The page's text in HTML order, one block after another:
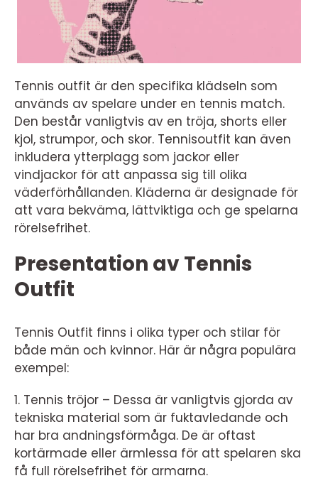
Tennis outfit är den specifika klädseln som
används av spelare under en tennis match.
Den består vanligtvis av en tröja, shorts eller
kjol, strumpor, och skor. Tennisoutfit kan även
inkludera ytterplagg som jackor eller
vindjackor för att anpassa sig till olika
väderförhållanden. Kläderna är designade för
att vara bekväma, lättviktiga och ge spelarna
rörelsefrihet.
Presentation av Tennis
Outfit
Tennis Outfit finns i olika typer och stilar för
både män och kvinnor. Här är några populära
exempel:
1. Tennis tröjor – Dessa är vanligtvis gjorda av
tekniska material som är fuktavledande och
har bra andningsförmåga. De är oftast
kortärmade eller ärmlessa för att spelaren ska
få full rörelsefrihet för armarna.